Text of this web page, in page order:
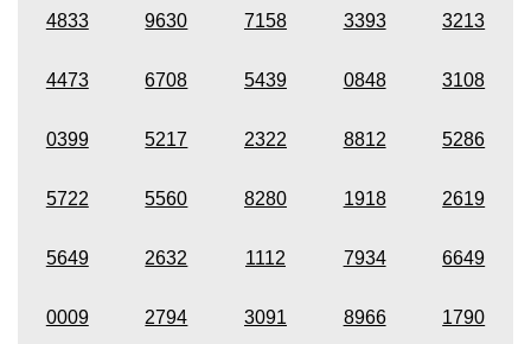
4833 9630 7158 3393 3213
4473 6708 5439 0848 3108
0399 5217 2322 8812 5286
5722 5560 8280 1918 2619
5649 2632 1112 7934 6649
0009 2794 3091 8966 1790